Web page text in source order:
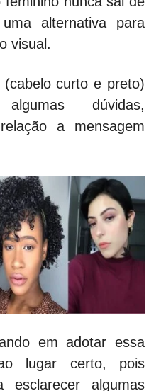
alternativa para
visual.
curto e preto)
dúvidas,
a mensagem
em adotar essa
lugar certo, pois
algumas